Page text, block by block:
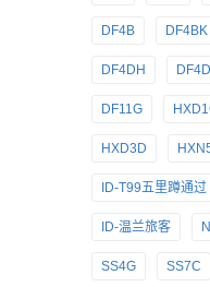
DF4B DF4BK
DF4DH
DF11G
HXD3D
ID-T99五里蹲通过
ID-温兰旅客
SS4G SS7C